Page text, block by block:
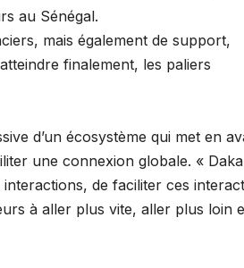
au Sénégal.
mais également de support,
finalement, les paliers
d’un écosystème qui met en
une connexion globale. «
de faciliter ces
à aller plus vite, aller plus loin